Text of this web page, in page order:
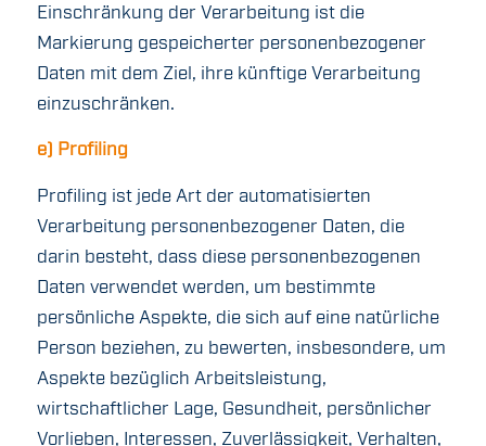
Einschränkung der Verarbeitung ist die
Markierung gespeicherter personenbezogener
Daten mit dem Ziel, ihre künftige Verarbeitung
einzuschränken.
e) Profiling
Profiling ist jede Art der automatisierten
Verarbeitung personenbezogener Daten, die
darin besteht, dass diese personenbezogenen
Daten verwendet werden, um bestimmte
persönliche Aspekte, die sich auf eine natürliche
Person beziehen, zu bewerten, insbesondere, um
Aspekte bezüglich Arbeitsleistung,
wirtschaftlicher Lage, Gesundheit, persönlicher
Vorlieben, Interessen, Zuverlässigkeit, Verhalten,